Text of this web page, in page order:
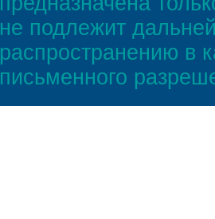
не подлежит
распространению в
письменного